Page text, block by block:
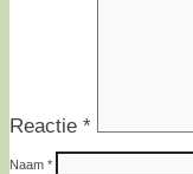
Reactie *
Naam *